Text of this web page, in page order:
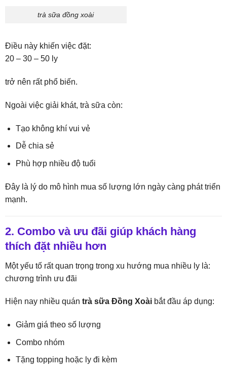
trà sữa đồng xoài
Điều này khiến việc đặt:
20 – 30 – 50 ly
trở nên rất phổ biến.
Ngoài việc giải khát, trà sữa còn:
Tạo không khí vui vẻ
Dễ chia sẻ
Phù hợp nhiều độ tuổi
Đây là lý do mô hình mua số lượng lớn ngày càng phát triển
mạnh.
2. Combo và ưu đãi giúp khách hàng
thích đặt nhiều hơn
Một yếu tố rất quan trọng trong xu hướng mua nhiều ly là:
chương trình ưu đãi
Hiện nay nhiều quán trà sữa Đồng Xoàibắt đầu áp dụng:
Giảm giá theo số lượng
Combo nhóm
Tặng topping hoặc ly đi kèm